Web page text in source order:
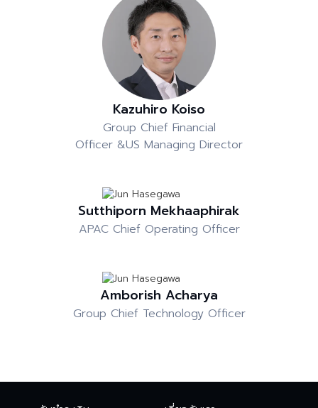
Kazuhiro Koiso
Group Chief Financial
Officer &US Managing Director
Sutthiporn Mekhaaphirak
APAC Chief Operating Officer
Amborish Acharya
Group Chief Technology Officer